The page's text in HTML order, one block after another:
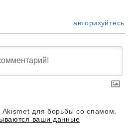
авторизуйтесь
Akismet для борьбы со спамом.
ваши данные